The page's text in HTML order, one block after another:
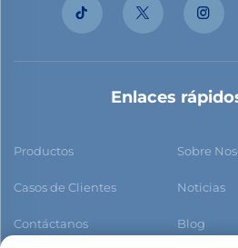
Enlaces
Productos Sobre
Casos de Clientes Noticias
Contáctanos Blog